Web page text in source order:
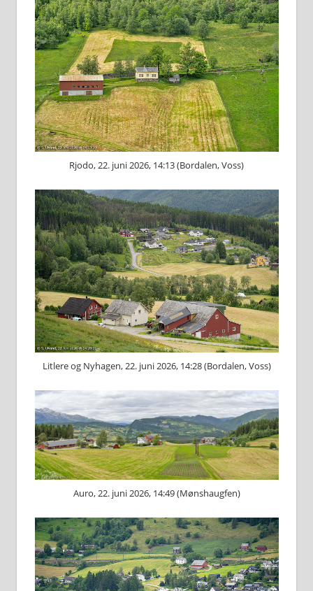
Rjodo, 22. juni 2026, 14:13 (Bordalen, Voss)
Litlere og Nyhagen, 22. juni 2026, 14:28 (Bordalen, Voss)
Auro, 22. juni 2026, 14:49 (Mønshaugfen)